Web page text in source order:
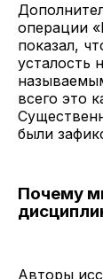
операции
показал,
усталость
всего это
были
Почему
Авторы